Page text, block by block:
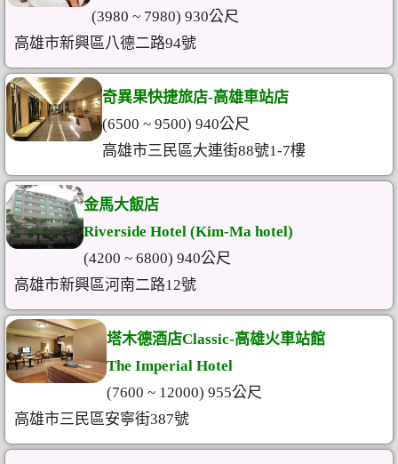
(3980 ~ 7980) 930公尺
高雄市新興區八德二路94號
奇異果快捷旅店-高雄車站店
(6500 ~ 9500) 940公尺
高雄市三民區大連街88號1-7樓
金馬大飯店
Riverside Hotel (Kim-Ma hotel)
(4200 ~ 6800) 940公尺
高雄市新興區河南二路12號
塔木德酒店Classic-高雄火車站館
The Imperial Hotel
(7600 ~ 12000) 955公尺
高雄市三民區安寧街387號